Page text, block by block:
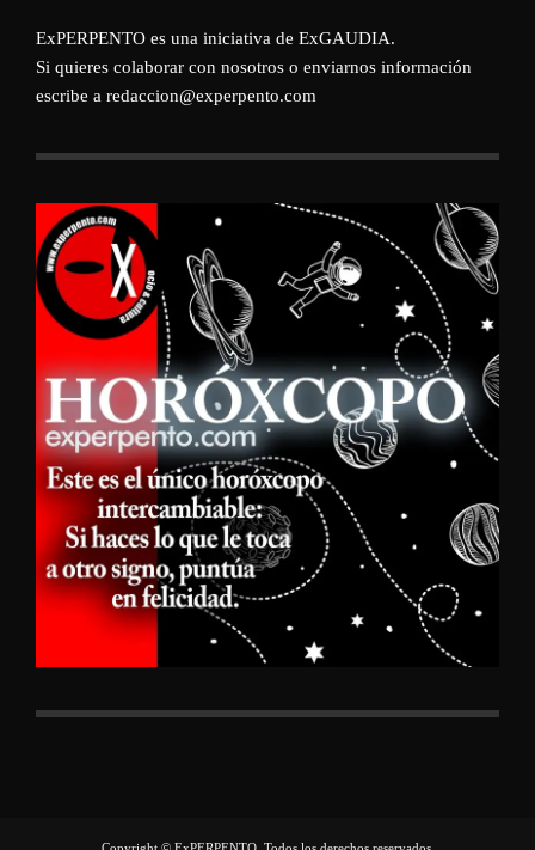
ExPERPENTO es una iniciativa de ExGAUDIA.
Si quieres colaborar con nosotros o enviarnos información
escribe a redaccion@experpento.com